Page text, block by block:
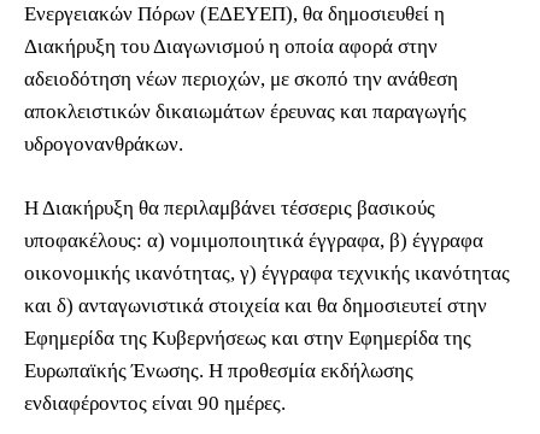
Ενεργειακών Πόρων (ΕΔΕΥΕΠ), θα δημοσιευθεί η
Διακήρυξη του Διαγωνισμού η οποία αφορά στην
αδειοδότηση νέων περιοχών, με σκοπό την ανάθεση
αποκλειστικών δικαιωμάτων έρευνας και παραγωγής
υδρογονανθράκων.
Η Διακήρυξη θα περιλαμβάνει τέσσερις βασικούς
υποφακέλους: α) νομιμοποιητικά έγγραφα, β) έγγραφα
οικονομικής ικανότητας, γ) έγγραφα τεχνικής ικανότητας
και δ) ανταγωνιστικά στοιχεία και θα δημοσιευτεί στην
Εφημερίδα της Κυβερνήσεως και στην Εφημερίδα της
Ευρωπαϊκής Ένωσης. Η προθεσμία εκδήλωσης
ενδιαφέροντος είναι 90 ημέρες.